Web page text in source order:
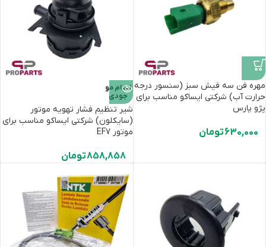
مهره فن سه فیش سبز (سنسور درجه
حرارت آب) شرکتی ایساکو مناسب برای
پژو پارس
630,000تومان
اتمام مو
جودی
شیر تنظیم فشار تهویه موتور
(سایکلون) شرکتی ایساکو مناسب برای
موتور EF7
858,858تومان